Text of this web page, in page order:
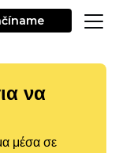
να
μέσα σε